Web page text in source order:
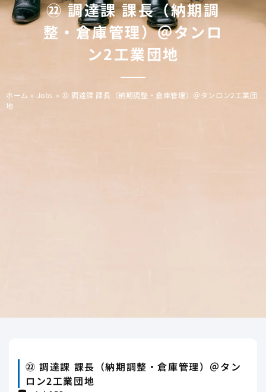
㉒ 調達課 課長（納期調
整・倉庫管理）＠タンロ
ン2工業団地
ホーム » Jobs » ㉒ 調達課 課長（納期調整・倉庫管理）＠タンロン2工業団
地
㉒ 調達課 課長（納期調整・倉庫管理）＠タン
ロン2工業団地